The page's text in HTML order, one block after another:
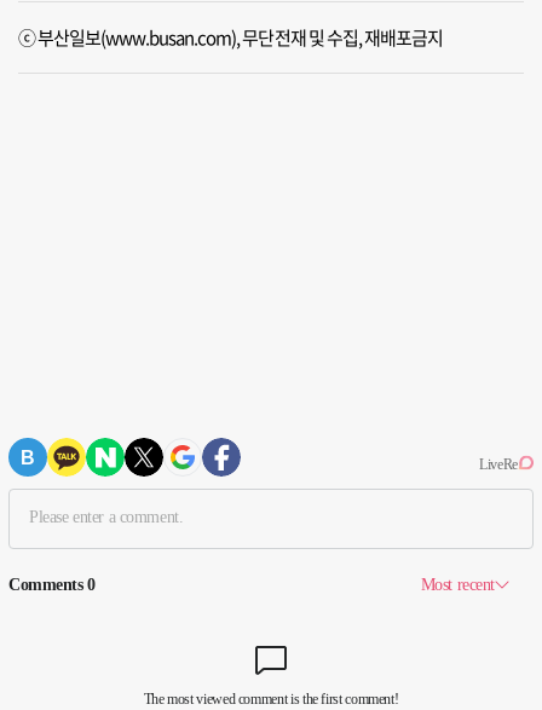
ⓒ 부산일보(www.busan.com), 무단전재 및 수집, 재배포금지